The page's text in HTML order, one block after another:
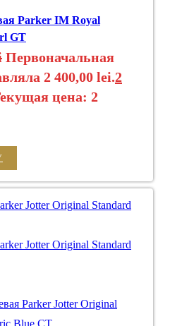
Parker IM Royal
GT
Первоначальная
2 400,00 lei.2
цена: 2